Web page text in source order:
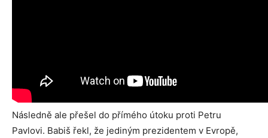
Následně ale přešel do přímého útoku proti Petru
Pavlovi. Babiš řekl, že jediným prezidentem v Evropě,